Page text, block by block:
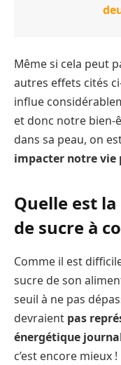
Même si cela peut
autres effets cités
influe
et donc notre bien-
dans sa peau, on
impacter notre vie
Quelle est
de sucre à
Comme il est
sucre de son
seuil à ne pas
devraient pas
énergétique
c’est encore mieux